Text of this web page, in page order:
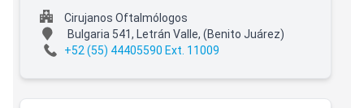
Cirujanos Oftalmólogos
Bulgaria 541, Letrán Valle, (Benito Juárez)
+52 (55) 44405590 Ext. 11009